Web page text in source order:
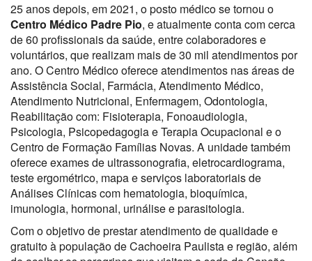
25 anos depois, em 2021, o posto médico se tornou o
Centro Médico Padre Pio, e atualmente conta com cerca
de 60 profissionais da saúde, entre colaboradores e
voluntários, que realizam mais de 30 mil atendimentos por
ano. O Centro Médico oferece atendimentos nas áreas de
Assistência Social, Farmácia, Atendimento Médico,
Atendimento Nutricional, Enfermagem, Odontologia,
Reabilitação com: Fisioterapia, Fonoaudiologia,
Psicologia, Psicopedagogia e Terapia Ocupacional e o
Centro de Formação Famílias Novas. A unidade também
oferece exames de ultrassonografia, eletrocardiograma,
teste ergométrico, mapa e serviços laboratoriais de
Análises Clínicas com hematologia, bioquímica,
imunologia, hormonal, urinálise e parasitologia.
Com o objetivo de prestar atendimento de qualidade e
gratuito à população de Cachoeira Paulista e região, além